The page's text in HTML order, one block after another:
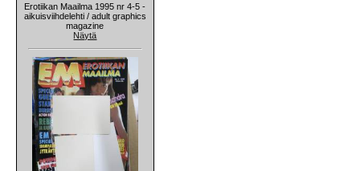
Erotiikan Maailma 1995 nr 4-5 -
aikuisviihdelehti / adult graphics
magazine
Näytä